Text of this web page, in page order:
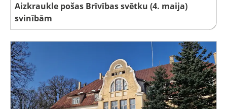
Aizkraukle pošas Brīvības svētku (4. maija)
svinībām